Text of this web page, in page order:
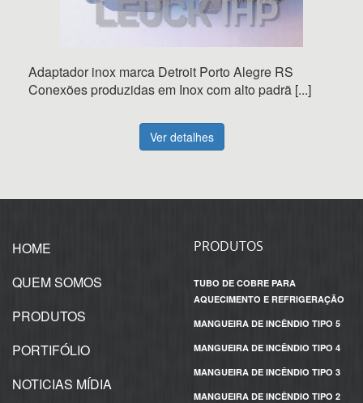
Adaptador inox marca Detroit Porto Alegre RS
Conexões produzidas em Inox com alto padrã [...]
Ver detalhes
HOME
QUEM SOMOS
PRODUTOS
PORTIFÓLIO
NOTICIAS MÍDIA
PRODUTOS
TUBO DE COBRE PARA
AQUECIMENTO E REFRIGERAÇÃO
MANGUEIRA DE INCÊNDIO TIPO 5
MANGUEIRA DE INCÊNDIO TIPO 4
MANGUEIRA DE INCÊNDIO TIPO 3
MANGUEIRA DE INCÊNDIO TIPO 2